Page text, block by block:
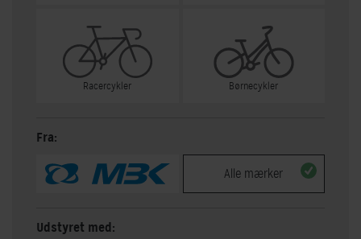
Racercykler Børnecykler
Fra:
Alle mærker
Udstyret med: